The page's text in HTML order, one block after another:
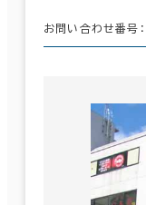
お問い合わせ番号：